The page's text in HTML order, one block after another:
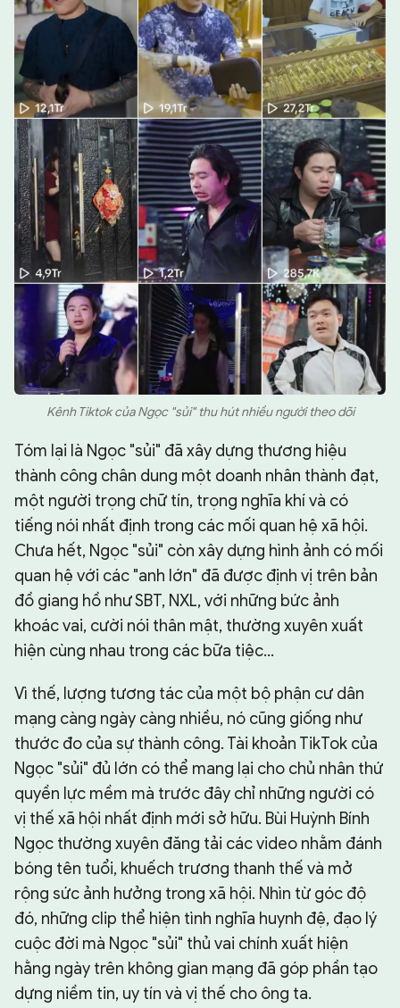
Kênh Tiktok của Ngọc "sủi" thu hút nhiều người theo dõi
Tóm lại là Ngọc "sủi" đã xây dựng thương hiệu
thành công chân dung một doanh nhân thành đạt,
một người trọng chữ tín, trọng nghĩa khí và có
tiếng nói nhất định trong các mối quan hệ xã hội.
Chưa hết, Ngọc "sủi" còn xây dựng hình ảnh có mối
quan hệ với các "anh lớn" đã được định vị trên bản
đồ giang hồ như SBT, NXL, với những bức ảnh
khoác vai, cười nói thân mật, thường xuyên xuất
hiện cùng nhau trong các bữa tiệc...
Vì thế, lượng tương tác của một bộ phận cư dân
mạng càng ngày càng nhiều, nó cũng giống như
thước đo của sự thành công. Tài khoản TikTok của
Ngọc "sủi" đủ lớn có thể mang lại cho chủ nhân thứ
quyền lực mềm mà trước đây chỉ những người có
vị thế xã hội nhất định mới sở hữu. Bùi Huỳnh Bính
Ngọc thường xuyên đăng tải các video nhằm đánh
bóng tên tuổi, khuếch trương thanh thế và mở
rộng sức ảnh hưởng trong xã hội. Nhìn từ góc độ
đó, những clip thể hiện tình nghĩa huynh đệ, đạo lý
cuộc đời mà Ngọc "sủi" thủ vai chính xuất hiện
hằng ngày trên không gian mạng đã góp phần tạo
dựng niềm tin, uy tín và vị thế cho ông ta.